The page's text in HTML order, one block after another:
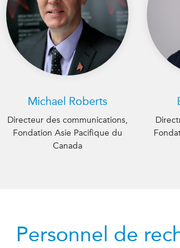
Michael Roberts
Directeur des communications,
Fondation Asie Pacifique du
Canada
Personnel de